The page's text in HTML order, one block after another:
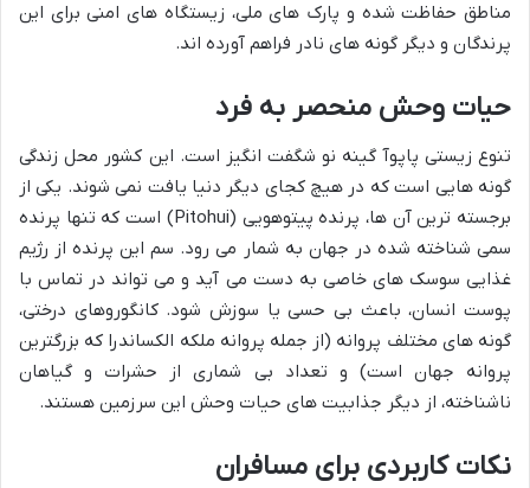
مناطق حفاظت شده و پارک های ملی، زیستگاه های امنی برای این
پرندگان و دیگر گونه های نادر فراهم آورده اند.
حیات وحش منحصر به فرد
تنوع زیستی پاپوآ گینه نو شگفت انگیز است. این کشور محل زندگی
گونه هایی است که در هیچ کجای دیگر دنیا یافت نمی شوند. یکی از
برجسته ترین آن ها، پرنده پیتوهویی (Pitohui) است که تنها پرنده
سمی شناخته شده در جهان به شمار می رود. سم این پرنده از رژیم
غذایی سوسک های خاصی به دست می آید و می تواند در تماس با
پوست انسان، باعث بی حسی یا سوزش شود. کانگوروهای درختی،
گونه های مختلف پروانه (از جمله پروانه ملکه الکساندرا که بزرگترین
پروانه جهان است) و تعداد بی شماری از حشرات و گیاهان
ناشناخته، از دیگر جذابیت های حیات وحش این سرزمین هستند.
نکات کاربردی برای مسافران